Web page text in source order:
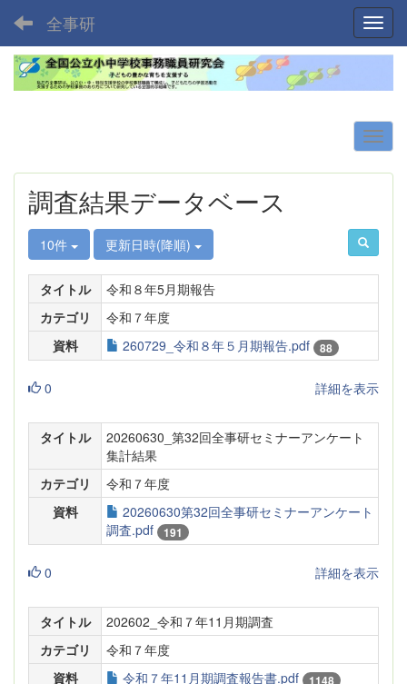
全事研
調査結果データベース
10件 更新日時(降順)
タイトル
令和８年5月期報告
カテゴリ
令和７年度
資料
260729_令和８年５月期報告.pdf 88
0 詳細を表示
タイトル
20260630_第32回全事研セミナーアンケート
集計結果
カテゴリ
令和７年度
資料
20260630第32回全事研セミナーアンケート
調査.pdf
191
0 詳細を表示
タイトル
202602_令和７年11月期調査
カテゴリ
令和７年度
資料
令和７年11月期調査報告書.pdf 1148